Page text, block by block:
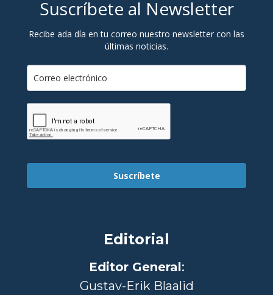
Suscríbete al Newsletter
Recibe ada día en tu correo nuestro newsletter con las
últimas noticias.
Suscríbete
Editorial
Editor General:
Gustav-Erik Blaalid